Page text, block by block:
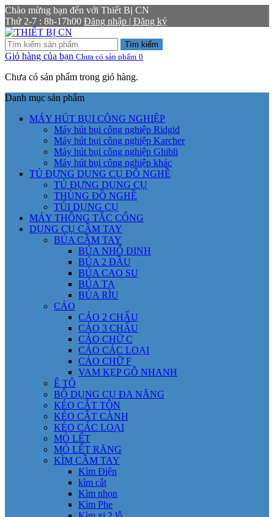
Chào mừng bạn đến với Thiết Bị CN
Thứ 2-7 : 8h-17h00 Đăng nhập | Đăng ký
Tìm kiếm
Giỏ hàng của bạn Chưa có sản phẩm 0
Chưa có sản phẩm trong giỏ hàng.
Danh mục sản phẩm
MÁY HÚT BỤI CÔNG NGHIỆP
Máy hút bụi công nghiệp Ridgid
Máy hút bụi công nghiệp Karcher
Máy hút bụi công nghiệp Ghibli
Máy hút bụi công nghiệp khác
TỦ ĐỰNG DỤNG CỤ ĐỒ NGHỀ
TỦ ĐỰNG DỤNG CỤ
THÙNG ĐỒ NGHỀ
TÚI DỤNG CỤ
MÁY THÔNG TẮC CỐNG
DỤNG CỤ CẦM TAY
BÚA CẦM TAY
BÚA NHỔ ĐINH
BÚA 2 ĐẦU
BÚA CAO SU
BÚA TẠ
BÚA RÌU
CẢO
CẢO 2 CHẤU
CẢO 3 CHẤU
CẢO CHỮ C
CẢO CÁC LOẠI
CẢO CHỮ F
VAM KẸP GỖ NHANH
Ê TÔ
BỘ DỤNG CỤ ĐA NĂNG
KÉO CẮT TÔN
KÉO CẮT CÀNH
KÉO CÁC LOẠI
MỎ LẾT
MỎ LẾT RĂNG
KÌM CẦM TAY
Kìm Điện
kìm cắt
Kìm nhọn
Kìm Phe